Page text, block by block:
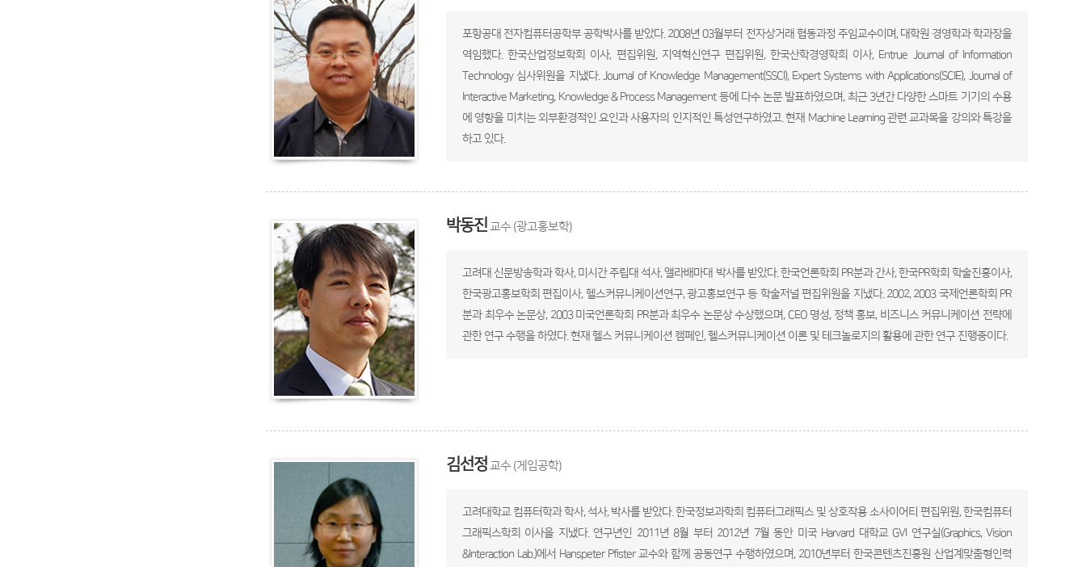
포항공대 전자컴퓨터공학부 공학박사를 받았다. 2008년 03월부터 전자상거래 협동과정 주임교수이며, 대학원 경영학과 학과장을
역임했다. 한국산업정보학회 이사, 편집위원, 지역혁신연구 편집위원, 한국산학경영학회 이사, Entrue Journal of Information
Technology 심사위원을 지냈다. Journal of Knowledge Management(SSCI), Expert Systems with Applications(SCIE), Journal of
Interactive Marketing, Knowledge & Process Management 등에 다수 논문 발표하였으며, 최근 3년간 다양한 스마트 기기의 수용
에 영향을 미치는 외부환경적인 요인과 사용자의 인지적인 특성연구하였고. 현재 Machine Learning 관련 교과목을 강의와 특강을
하고 있다.
박동진교수 (광고홍보학)
고려대 신문방송학과 학사, 미시간 주립대 석사, 앨라배마대 박사를 받았다. 한국언론학회 PR분과 간사, 한국PR학회 학술진흥이사,
한국광고홍보학회 편집이사, 헬스커뮤니케이션연구, 광고홍보연구 등 학술저널 편집위원을 지냈다. 2002, 2003 국제언론학회 PR
분과 최우수 논문상, 2003 미국언론학회 PR분과 최우수 논문상 수상했으며, CEO 명성, 정책 홍보, 비즈니스 커뮤니케이션 전략에
관한 연구 수행을 하였다. 현재 헬스 커뮤니케이션 캠페인, 헬스커뮤니케이션 이론 및 테크놀로지의 활용에 관한 연구 진행중이다.
김선정교수 (게임공학)
고려대학교 컴퓨터학과 학사, 석사, 박사를 받았다. 한국정보과학회 컴퓨터그래픽스 및 상호작용 소사이어티 편집위원, 한국컴퓨터
그래픽스학회 이사을 지냈다. 연구년인 2011년 8월 부터 2012년 7월 동안 미국 Harvard 대학교 GVI 연구실(Graphics, Vision
&Interaction Lab.)에서 Hanspeter Pfister 교수와 함께 공동연구 수행하였으며, 2010년부터 한국콘텐츠진흥원 산업계맞춤형인력